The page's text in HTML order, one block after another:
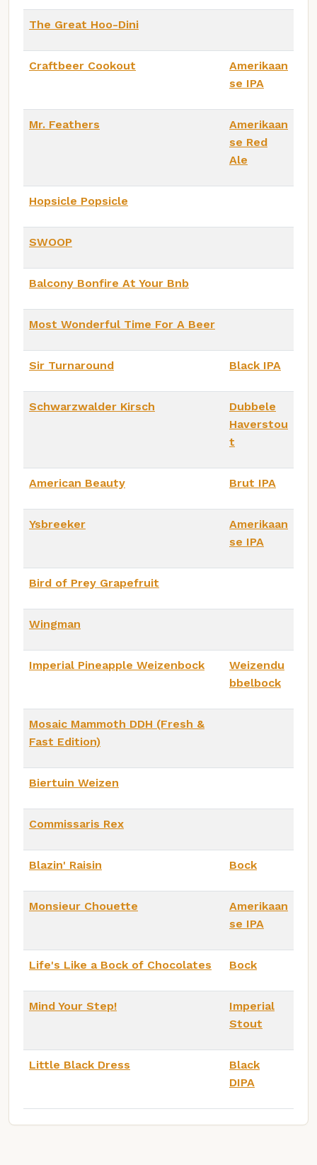
The Great Hoo-Dini
Craftbeer Cookout
Amerikaan
se IPA
Mr. Feathers
Amerikaan
se Red
Ale
Hopsicle Popsicle
SWOOP
Balcony Bonfire At Your Bnb
Most Wonderful Time For A Beer
Sir Turnaround Black IPA
Schwarzwalder Kirsch
Dubbele
Haverstou
t
American Beauty Brut IPA
Ysbreeker
Amerikaan
se IPA
Bird of Prey Grapefruit
Wingman
Imperial Pineapple Weizenbock
Weizendu
bbelbock
Mosaic Mammoth DDH (Fresh &
Fast Edition)
Biertuin Weizen
Commissaris Rex
Blazin' Raisin Bock
Monsieur Chouette
Amerikaan
se IPA
Life's Like a Bock of Chocolates Bock
Mind Your Step!
Imperial
Stout
Little Black Dress
Black
DIPA